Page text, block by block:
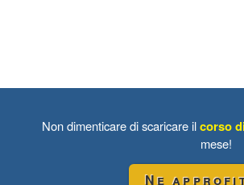
Non dimenticare di scaricare ilcorso
mese!
Ne